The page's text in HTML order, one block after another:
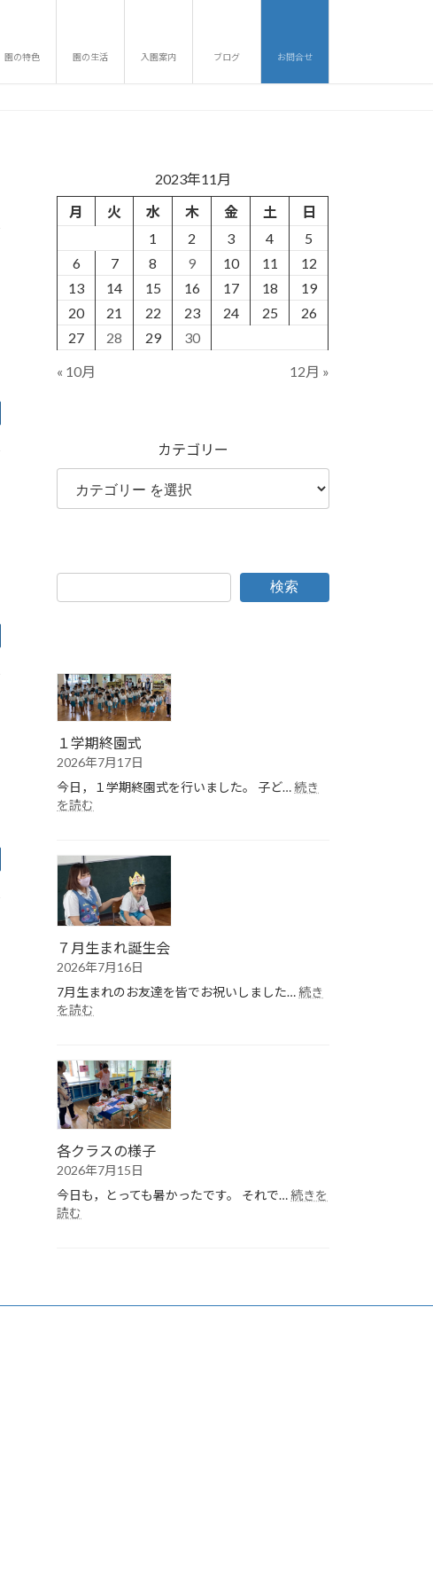
園の特色 園の生活 入園案内 ブログ お問合せ
2023年11月
月
火 水 木 金 土
日
1
2 3 4
5
6
7 8 9 10 11
12
13
14 15 16 17 18
19
20
21 22 23 24 25
26
27
28 29 30
« 10月 12月 »
カテゴリー
検索
１学期終園式
2026年7月17日
今日，１学期終園式を行いました。 子ど…続き
を読む
期
園
式
７月生まれ誕生会
2026年7月16日
7月生まれのお友達を皆でお祝いしました…続き
を読む
生
ま
れ
誕
生
会
各クラスの様子
2026年7月15日
今日も，とっても暑かったです。 それで…続きを
読む